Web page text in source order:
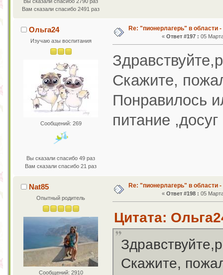
Вам сказали спасибо 2491 раз
Ольга24
Изучаю азы воспитания
Сообщений: 269
Вы сказали спасибо 49 раз
Вам сказали спасибо 21 раз
Re: "пионерлагерь" в области -
« Ответ #197 : 05
Скажите,
Понравилось
питание ,досуг
Nat85
Опытный родитель
Сообщений: 2910
Re: "пионерлагерь" в области -
« Ответ #198 : 05
Цитата:
Скажите,